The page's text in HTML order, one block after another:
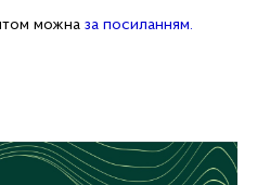
можна за посиланням.